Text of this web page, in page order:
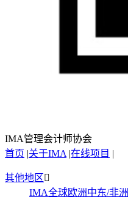
IMA管理会计师协会
首页 |关于IMA |在线项目 |
其他地区
IMA全球欧洲中东/非洲